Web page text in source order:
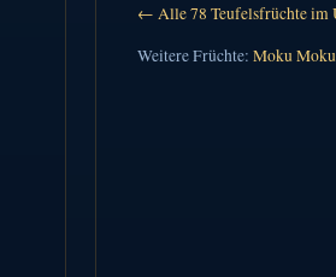
← Alle 78 Teufelsfrüchte im
Weitere Früchte: Moku